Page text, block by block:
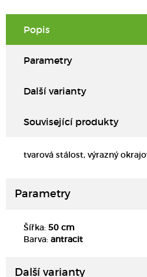
Popis
Parametry
Další varianty
Související produkty
tvarová stálost, výrazný
Parametry
Šířka: 50 cm
Barva: antracit
Další varianty